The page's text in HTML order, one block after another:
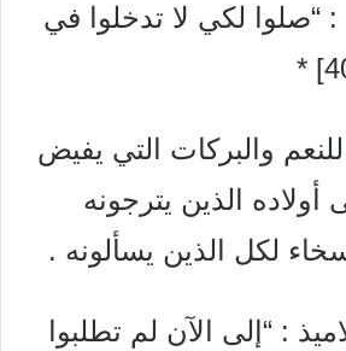
: “صلوا لكي لا تدخلوا في
والبركات التي يفيض
أولاده الذين يترجونه
لكل الذين يسألونه .
: “إلى الآن لم تطلبوا